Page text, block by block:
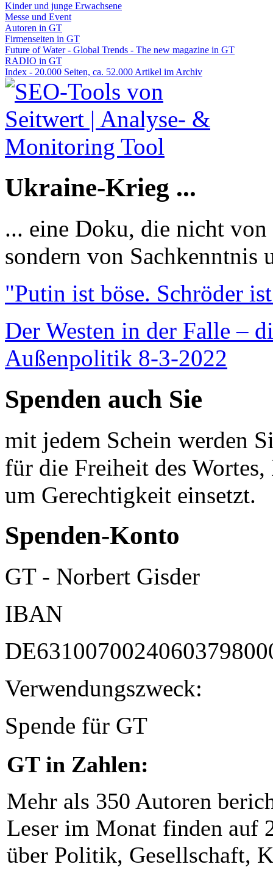
Kinder und junge Erwachsene
Messe und Event
Autoren in GT
Firmenseiten in GT
Future of Water - Global Trends - The new magazine in GT
RADIO in GT
Index - 20.000 Seiten, ca. 52.000 Artikel im Archiv
Ukraine-Krieg ...
... eine Doku, die nicht
sondern von Sachkenntnis
"Putin ist böse. Schröder
Der Westen in der Falle –
Außenpolitik 8-3-2022
Spenden auch Sie
mit jedem Schein werden
für die Freiheit des
um Gerechtigkeit einsetzt.
Spenden-Konto
GT - Norbert Gisder
IBAN
Verwendungszweck:
Spende für GT
GT in Zahlen:
Mehr als 350 Autoren
Leser im Monat finden auf
über Politik, Gesellschaft,